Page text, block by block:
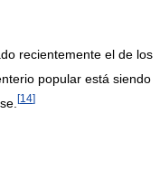
recientemente el de los
popular está siendo
[14]